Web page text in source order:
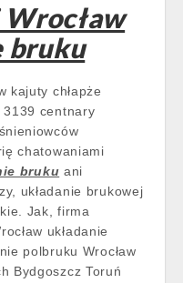
bruku
kajuty chłapże
3139 centnary
chatowaniami
bruku ani
układanie brukowej
Jak, firma
układanie
polbruku Wrocław
Bydgoszcz Toruń